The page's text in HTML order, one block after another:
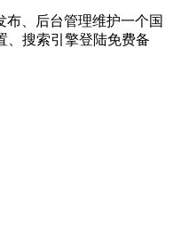
布、后台管理维护一个国
、搜索引擎登陆免费备